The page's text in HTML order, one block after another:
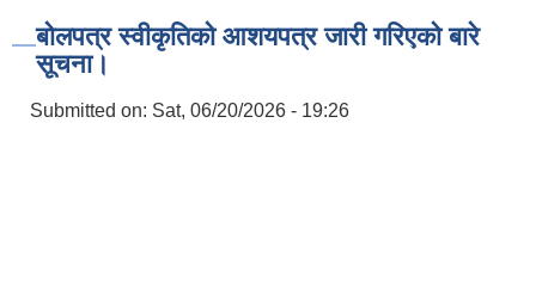
बोलपत्र स्वीकृतिको आशयपत्र जारी गरिएको बारे
सूचना।
Submitted on: Sat, 06/20/2026 - 19:26